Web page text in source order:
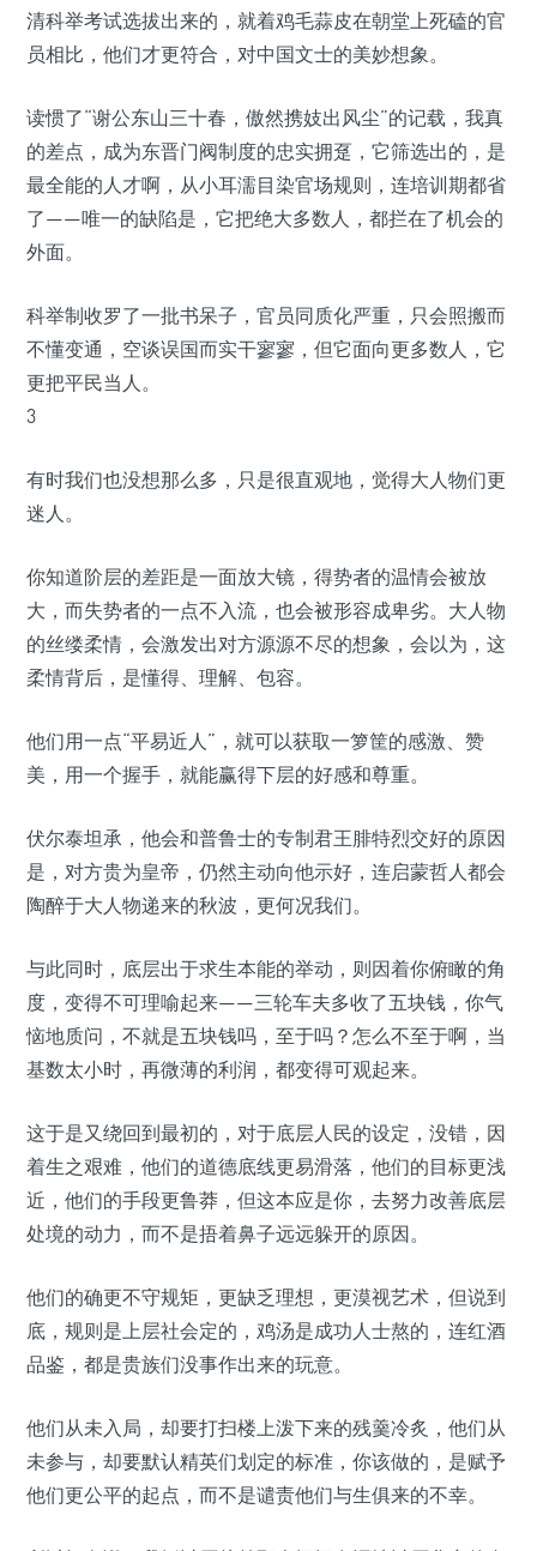
清科举考试选拔出来的，就着鸡毛蒜皮在朝堂上死磕的官
员相比，他们才更符合，对中国文士的美妙想象。
读惯了“谢公东山三十春，傲然携妓出风尘”的记载，我真
的差点，成为东晋门阀制度的忠实拥趸，它筛选出的，是
最全能的人才啊，从小耳濡目染官场规则，连培训期都省
了——唯一的缺陷是，它把绝大多数人，都拦在了机会的
外面。
科举制收罗了一批书呆子，官员同质化严重，只会照搬而
不懂变通，空谈误国而实干寥寥，但它面向更多数人，它
更把平民当人。
3
有时我们也没想那么多，只是很直观地，觉得大人物们更
迷人。
你知道阶层的差距是一面放大镜，得势者的温情会被放
大，而失势者的一点不入流，也会被形容成卑劣。大人物
的丝缕柔情，会激发出对方源源不尽的想象，会以为，这
柔情背后，是懂得、理解、包容。
他们用一点“平易近人”，就可以获取一箩筐的感激、赞
美，用一个握手，就能赢得下层的好感和尊重。
伏尔泰坦承，他会和普鲁士的专制君王腓特烈交好的原因
是，对方贵为皇帝，仍然主动向他示好，连启蒙哲人都会
陶醉于大人物递来的秋波，更何况我们。
与此同时，底层出于求生本能的举动，则因着你俯瞰的角
度，变得不可理喻起来——三轮车夫多收了五块钱，你气
恼地质问，不就是五块钱吗，至于吗？怎么不至于啊，当
基数太小时，再微薄的利润，都变得可观起来。
这于是又绕回到最初的，对于底层人民的设定，没错，因
着生之艰难，他们的道德底线更易滑落，他们的目标更浅
近，他们的手段更鲁莽，但这本应是你，去努力改善底层
处境的动力，而不是捂着鼻子远远躲开的原因。
他们的确更不守规矩，更缺乏理想，更漠视艺术，但说到
底，规则是上层社会定的，鸡汤是成功人士熬的，连红酒
品鉴，都是贵族们没事作出来的玩意。
他们从未入局，却要打扫楼上泼下来的残羹冷炙，他们从
未参与，却要默认精英们划定的标准，你该做的，是赋予
他们更公平的起点，而不是谴责他们与生俱来的不幸。